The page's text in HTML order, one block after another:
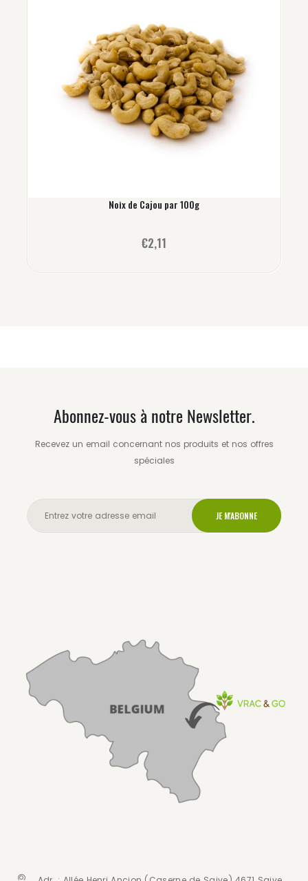
Noix de Cajou par 100g
€2,11
Abonnez-vous à notre Newsletter.
Recevez un email concernant nos produits et nos offres
spéciales
JE M'ABONNE